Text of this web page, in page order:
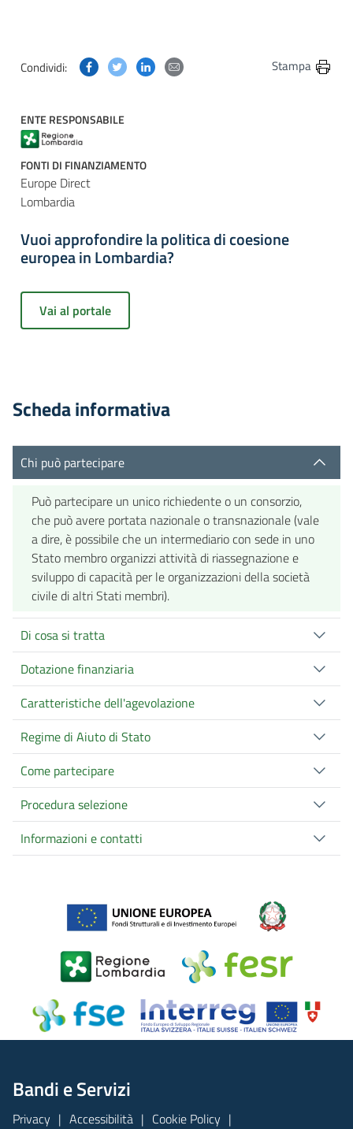
Condividi: Condividi questa pagina su Facebook
Condividi questa pagina su Twitter
Condividi questa pagina su Linkedin
Condividi questa pagina via
Stampa
ENTE RESPONSABILE
FONTI DI FINANZIAMENTO
Europe Direct
Lombardia
Vuoi approfondire la politica di coesione
europea in Lombardia?
Vai al portale
Scheda informativa
Chi può partecipare
Può partecipare un unico richiedente o un consorzio,
che può avere portata nazionale o transnazionale (vale
a dire, è possibile che un intermediario con sede in uno
Stato membro organizzi attività di riassegnazione e
sviluppo di capacità per le organizzazioni della società
civile di altri Stati membri).
Di cosa si tratta
Dotazione finanziaria
Caratteristiche dell'agevolazione
Regime di Aiuto di Stato
Come partecipare
Procedura selezione
Informazioni e contatti
Bandi e Servizi
Privacy Accessibilità Cookie Policy